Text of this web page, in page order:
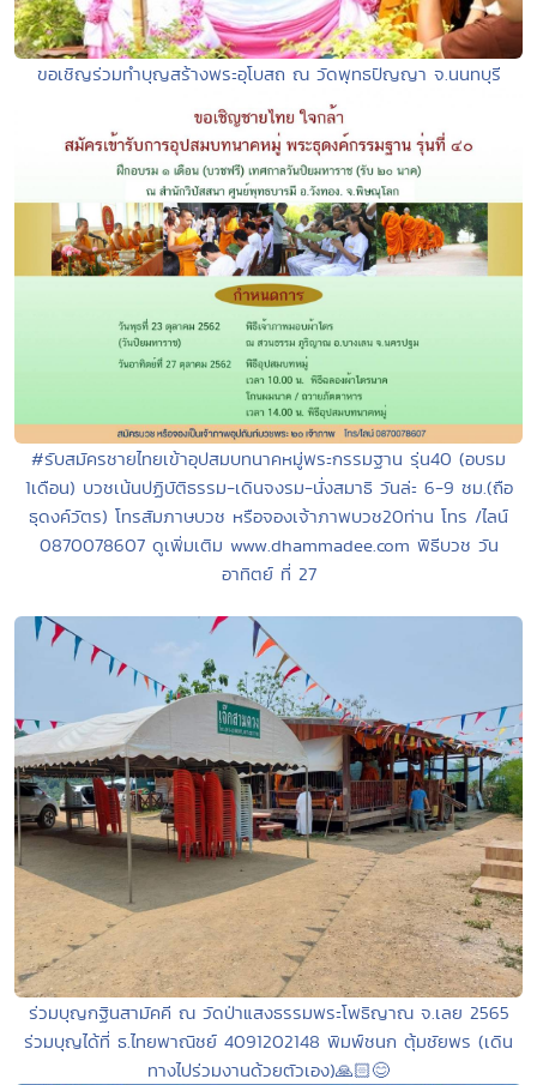
ขอเชิญร่วมทำบุญสร้างพระอุโบสถ ณ วัดพุทธปัญญา จ.นนทบุรี
#รับสมัครชายไทยเข้าอุปสมบทนาคหมู่พระกรรมฐาน รุ่น40 (อบรม
1เดือน) บวชเน้นปฏิบัติธรรม-เดินจงรม-นั่งสมาธิ วันล่ะ 6-9 ชม.(ถือ
ธุดงค์วัตร) โทรสัมภาษบวช หรือจองเจ้าภาพบวช20ท่าน โทร /ไลน์
0870078607 ดูเพิ่มเติม www.dhammadee.com พิธีบวช วัน
อาทิตย์ ที่ 27
ร่วมบุญกฐินสามัคคี ณ วัดป่าแสงธรรมพระโพธิญาณ จ.เลย 2565
ร่วมบุญได้ที่ ธ.ไทยพาณิชย์ 4091202148 พิมพ์ชนก ตุ้มชัยพร (เดิน
ทางไปร่วมงานด้วยตัวเอง)🙏🏻😊